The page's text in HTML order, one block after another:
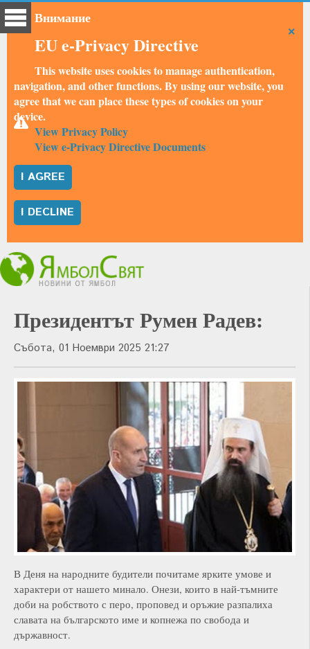
×
Внимание
EU e-Privacy Directive
This website uses cookies to manage authentication,
navigation, and other functions. By using our website, you
agree that we can place these types of cookies on your
device.
View Privacy Policy
View e-Privacy Directive Documents
I AGREE
I DECLINE
Президентът Румен Радев:
Събота, 01 Ноември 2025 21:27
В Деня на народните будители почитаме ярките умове и
характери от нашето минало. Онези, които в най-тъмните
доби на робството с перо, проповед и оръжие разпалиха
славата на българското име и копнежа по свобода и
държавност.